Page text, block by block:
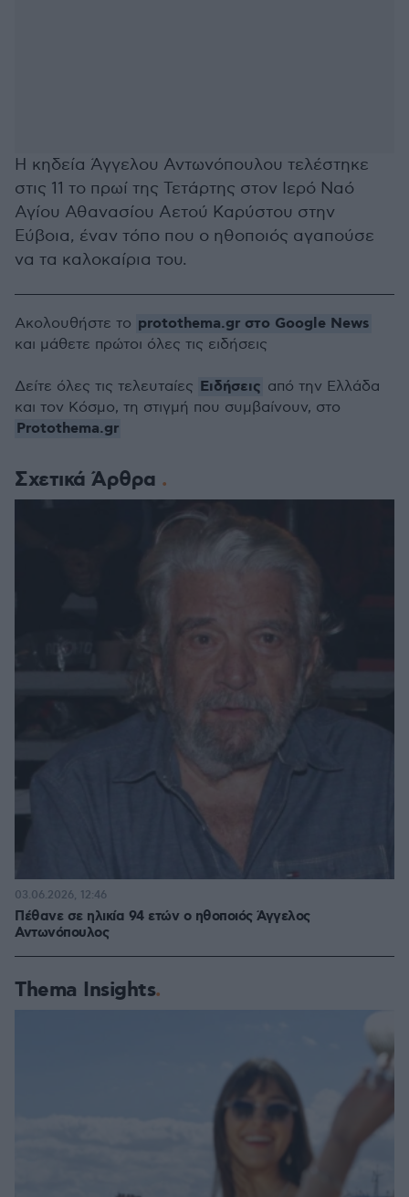
Η κηδεία Άγγελου Αντωνόπουλου τελέστηκε
στις 11 το πρωί της Τετάρτης στον Ιερό Ναό
Αγίου Αθανασίου Αετού Καρύστου στην
Εύβοια, έναν τόπο που ο ηθοποιός αγαπούσε
να τα καλοκαίρια του.
Σχετικά Άρθρα
Πέθανε σε ηλικία 94 ετών ο ηθοποιός Άγγελος
Αντωνόπουλος
03.06.2026, 12:46
Thema Insights
Ακολουθήστε το protothema.gr στο Google News
και μάθετε πρώτοι όλες τις ειδήσεις
Δείτε όλες τις τελευταίες Ειδήσεις από την Ελλάδα
και τον Κόσμο, τη στιγμή που συμβαίνουν, στο
Protothema.gr